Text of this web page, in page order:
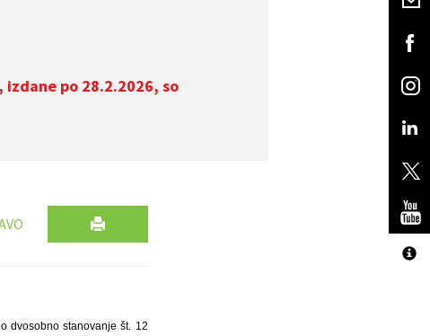
po 28.2.2026, so
dvosobno stanovanje št. 12